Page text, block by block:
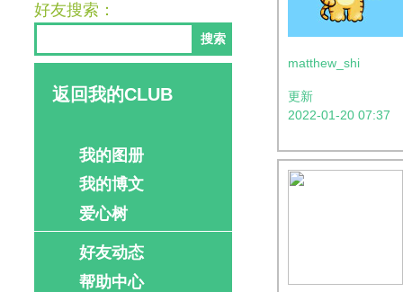
好友搜索：
搜索
返回我的CLUB
我的图册
我的博文
爱心树
好友动态
帮助中心
matthew_shi
更新
2022-01-20 07:37